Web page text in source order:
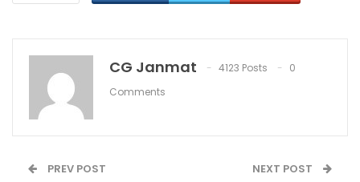
CG Janmat 4123 Posts
0
Comments
PREV POST NEXT POST